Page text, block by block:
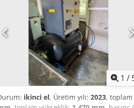
1 /
ikinci el, Üretim yılı: 2023, toplam